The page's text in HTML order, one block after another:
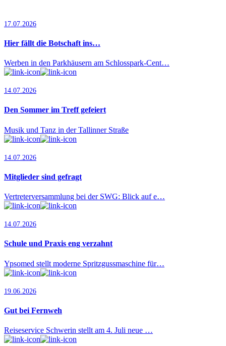
17.07.2026
Hier fällt die Botschaft ins…
Werben in den Parkhäusern am Schlosspark-Cent…
14.07.2026
Den Sommer im Treff gefeiert
Musik und Tanz in der Tallinner Straße
14.07.2026
Mitglieder sind gefragt
Vertreterversammlung bei der SWG: Blick auf e…
14.07.2026
Schule und Praxis eng verzahnt
Ypsomed stellt moderne Spritzgussmaschine für…
19.06.2026
Gut bei Fernweh
Reiseservice Schwerin stellt am 4. Juli neue …